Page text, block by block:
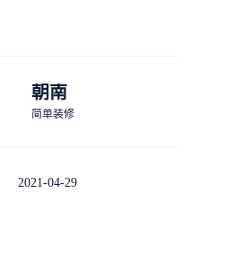
朝南
简单装修
2021-04-29